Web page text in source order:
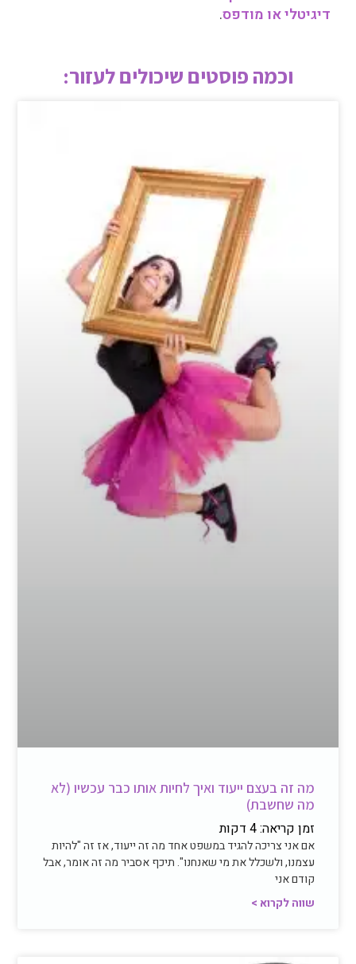
דיגיטלי או מודפס.
וכמה פוסטים שיכולים לעזור:
מה זה בעצם ייעוד ואיך לחיות אותו כבר עכשיו (לא
מה שחשבת)
זמן קריאה:4 דקות
אם אני צריכה להגיד במשפט אחד מה זה ייעוד, אז זה "להיות
עצמנו, ולשכלל את מי שאנחנו". תיכף אסביר מה זה אומר, אבל
קודם אני
שווה לקרוא >